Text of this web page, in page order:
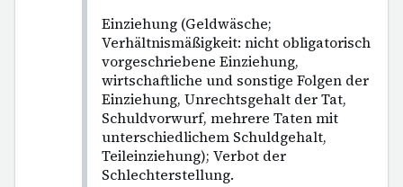
Einziehung (Geldwäsche;
Verhältnismäßigkeit: nicht obligatorisch
vorgeschriebene Einziehung,
wirtschaftliche und sonstige Folgen der
Einziehung, Unrechtsgehalt der Tat,
Schuldvorwurf, mehrere Taten mit
unterschiedlichem Schuldgehalt,
Teileinziehung); Verbot der
Schlechterstellung.